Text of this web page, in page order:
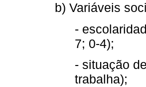
b) Variáveis
-
7; 0-4);
- situação
trabalha);